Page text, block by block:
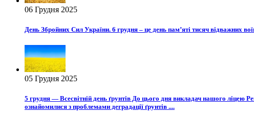
06 Грудня 2025
День Збройних Сил України. 6 грудня – це день пам’яті тисяч відважних
05 Грудня 2025
5 грудня — Всесвітній день ґрунтів До цього дня викладач нашого ліцею
ознайомилися з проблемами деградації ґрунтів ....